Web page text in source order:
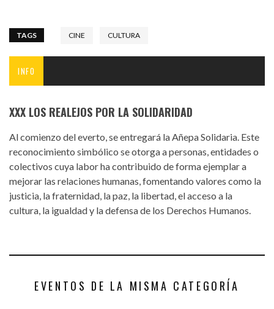
TAGS CINE CULTURA
INFO
XXX LOS REALEJOS POR LA SOLIDARIDAD
Al comienzo del everto, se entregará la Añepa Solidaria. Este
reconocimiento simbólico se otorga a personas, entidades o
colectivos cuya labor ha contribuido de forma ejemplar a
mejorar las relaciones humanas, fomentando valores como la
justicia, la fraternidad, la paz, la libertad, el acceso a la
cultura, la igualdad y la defensa de los Derechos Humanos.
EVENTOS DE LA MISMA CATEGORÍA